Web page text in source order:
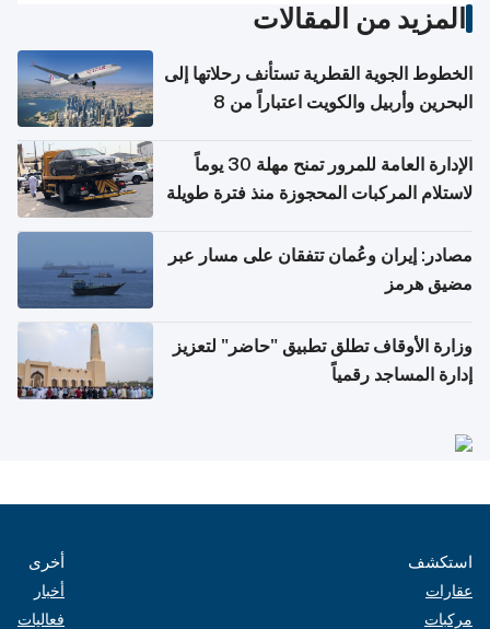
المزيد من المقالات
الخطوط الجوية القطرية تستأنف رحلاتها إلى
البحرين وأربيل والكويت اعتباراً من 8
الإدارة العامة للمرور تمنح مهلة 30 يوماً
لاستلام المركبات المحجوزة منذ فترة طويلة
مصادر: إيران وعُمان تتفقان على مسار عبر
مضيق هرمز
وزارة الأوقاف تطلق تطبيق "حاضر" لتعزيز
إدارة المساجد رقمياً
استكشف
عقارات
مركبات
أخرى
أخبار
فعاليات